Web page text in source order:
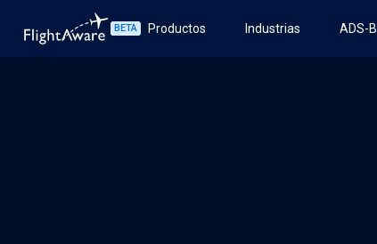
BETA Productos Industrias ADS-B